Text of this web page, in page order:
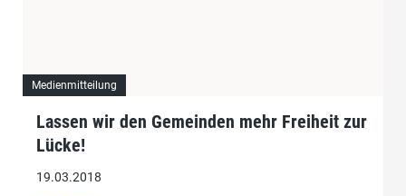
Medienmitteilung
Lassen wir den Gemeinden mehr Freiheit zur
Lücke!
19.03.2018